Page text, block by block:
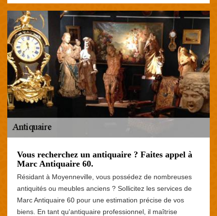
Vous recherchez un antiquaire ? Faites appel à
Marc Antiquaire 60.
Résidant à Moyenneville, vous possédez de nombreuses
antiquités ou meubles anciens ? Sollicitez les services de
Marc Antiquaire 60 pour une estimation précise de vos
biens. En tant qu'antiquaire professionnel, il maîtrise